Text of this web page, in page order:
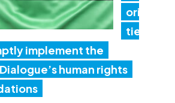
ori
tie
implement the
human rights